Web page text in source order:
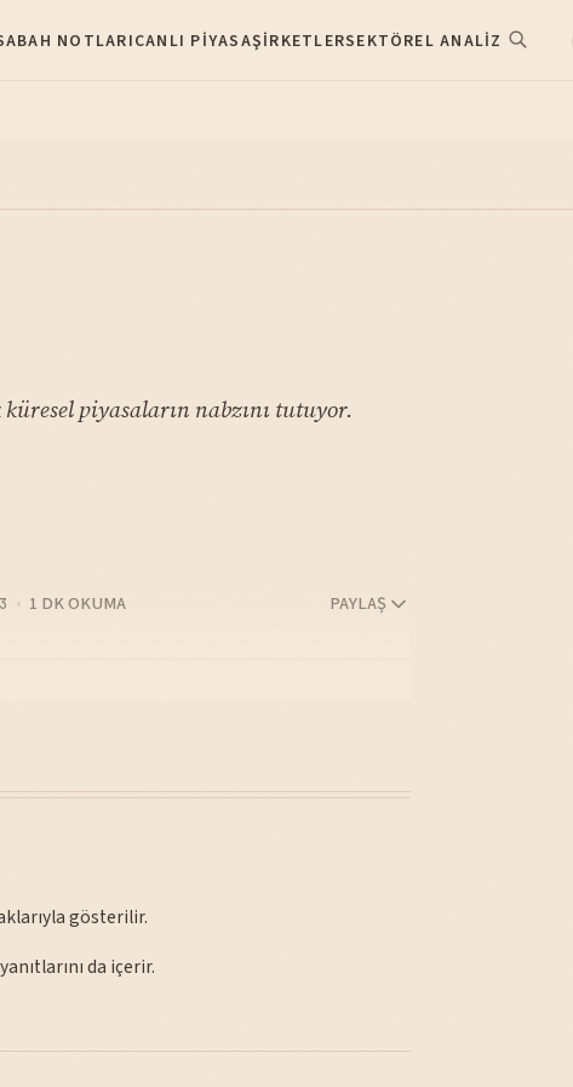
NOTLARICANLI PIYASAŞIRKETLERSEKTÖREL ANALIZ
piyasaların nabzını tutuyor.
1 DK OKUMA PAYLAŞ
gösterilir.
da içerir.